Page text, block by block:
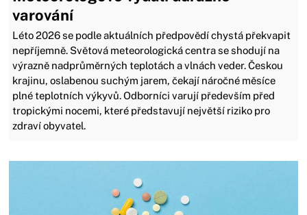
varování
Léto 2026 se podle aktuálních předpovědí chystá překvapit
nepříjemně. Světová meteorologická centra se shodují na
výrazně nadprůměrných teplotách a vlnách veder. Českou
krajinu, oslabenou suchým jarem, čekají náročné měsíce
plné teplotních výkyvů. Odborníci varují především před
tropickými nocemi, které představují největší riziko pro
zdraví obyvatel.